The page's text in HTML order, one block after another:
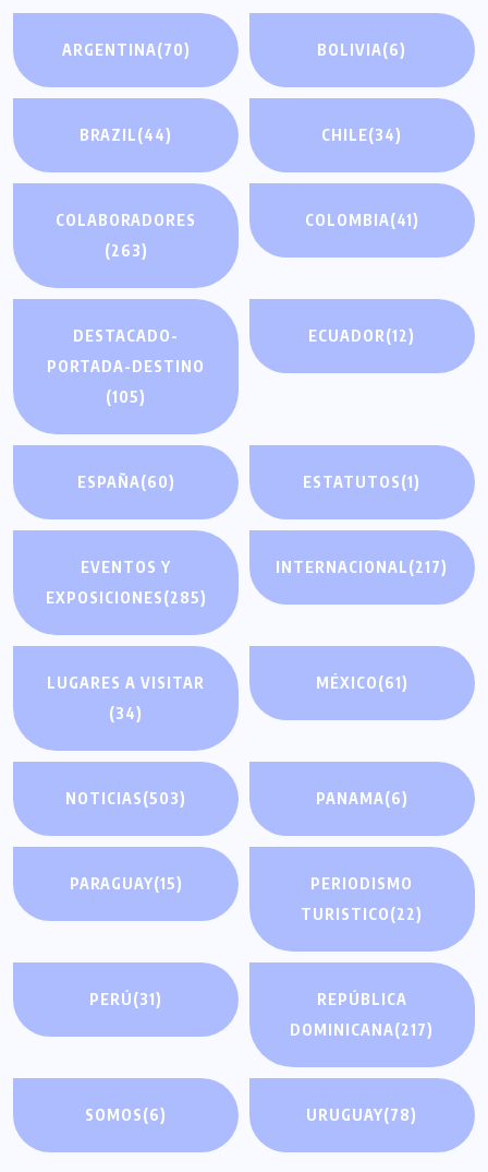
ARGENTINA(70) BOLIVIA(6)
BRAZIL(44) CHILE(34)
COLABORADORES
(263)
COLOMBIA(41)
DESTACADO-
PORTADA-DESTINO
(105)
ECUADOR(12)
ESPAÑA(60) ESTATUTOS(1)
EVENTOS Y
EXPOSICIONES(285)
INTERNACIONAL(217)
LUGARES A VISITAR
(34)
MÉXICO(61)
NOTICIAS(503) PANAMA(6)
PARAGUAY(15)
PERIODISMO
TURISTICO(22)
PERÚ(31)
REPÚBLICA
DOMINICANA(217)
SOMOS(6) URUGUAY(78)